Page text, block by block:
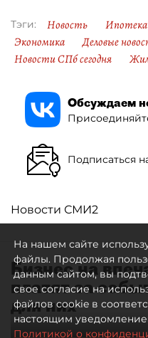
Тэги: Новость Ипотека
Экономика
Деловые
Новости СПб сегодня
Обсуждаем
Подписаться
Новости СМИ2
Бизнес на
платят за
для них
На нашем сайте
файлы. Продолжая
данным сайтом, вы
свое согласие на
файлов cookie в
настоящим
Политикой о